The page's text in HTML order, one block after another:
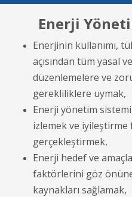
Enerji
Enerjinin kullanımı,
açısından tüm yasal
düzenlemelere ve
gerekliliklere uymak,
Enerji yönetim
izlemek ve
gerçekleştirmek,
Enerji hedef ve
faktörlerini göz
kaynakları sağlamak,